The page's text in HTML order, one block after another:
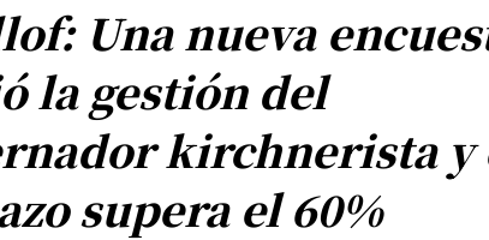
Una nueva
la gestión del
kirchnerista y
supera el 60%